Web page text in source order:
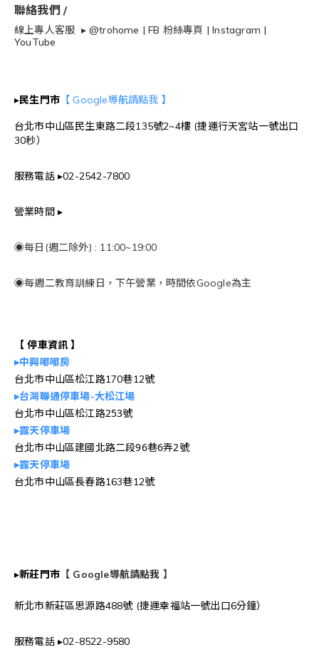
聯絡我們 /
線上專人客服 ▸ @trohome | FB 粉絲專頁 | Instagram |
YouTube
▸民生門市 【 Google導航請點我 】
台北市中山區民生東路二段135號2~4樓 (捷運行天宮站一號出口
30秒）
服務電話 ▸02-2542-7800
營業時間 ▸
◉每日(週二除外) : 11:00~19:00
◉每週二教育訓練日，下午營業，時間依Google為主
【 停車資訊 】
▸中興嘟嘟房
台北市中山區松江路170巷12號
▸台灣聯通停車場-大松江場
台北市中山區松江路253號
▸露天停車場
台北市中山區建國北路二段96巷6弄2號
▸露天停車場
台北市中山區長春路163巷12號
▸新莊門市 【 Google導航請點我 】
新北市新莊區思源路488號 (捷運幸福站一號出口6分鐘）
服務電話 ▸02-8522-9580